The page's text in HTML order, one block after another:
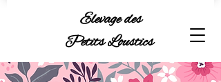
Elevage des
Petits Loustics